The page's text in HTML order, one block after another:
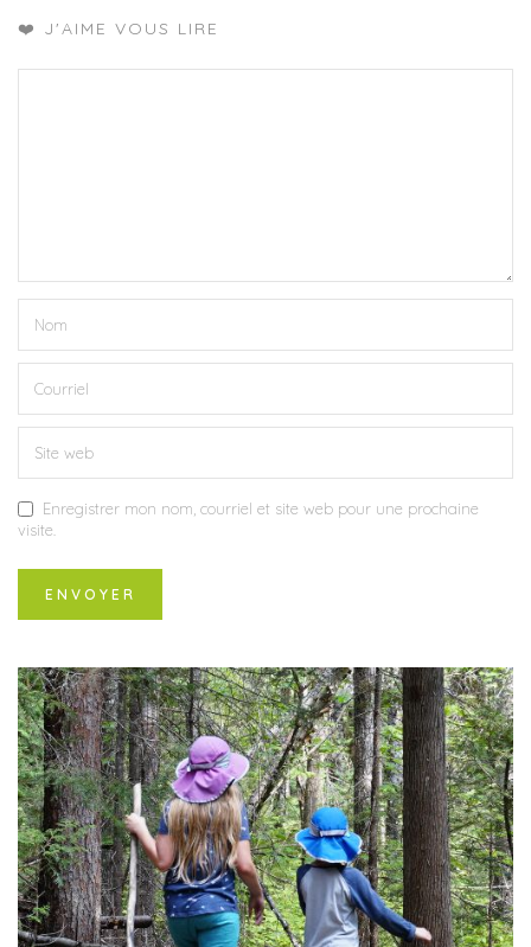
❤️ J'AIME VOUS LIRE
Enregistrer mon nom, courriel et site web pour une prochaine
visite.